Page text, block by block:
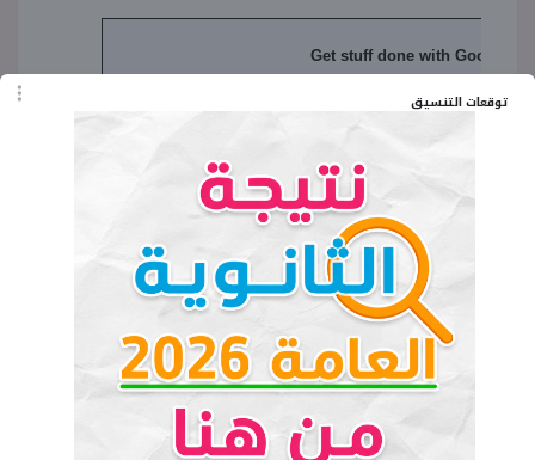
توقعات التنسيق
الكلمات المفتاحية